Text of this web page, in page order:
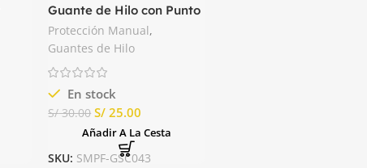
Guante de Hilo con Punto
PVC Clute
Protección Manual,
Guantes de Hilo
En stock
S/30.00 S/ 25.00
Añadir A La Cesta
SKU: SMPF-GSC043